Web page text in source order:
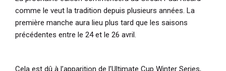
comme le veut la tradition depuis plusieurs années. La
première manche aura lieu plus tard que les saisons
précédentes entre le 24 et le 26 avril.
Cela est dû à l’apparition de l’Ultimate Cup Winter Series,